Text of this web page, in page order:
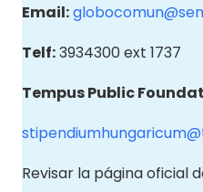
Email:
Telf:3934300 ext 1737
Tempus Public
Revisar la página oficial